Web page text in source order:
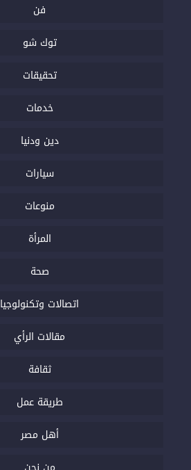
فن
توك شو
تحقيقات
خدمات
دين ودنيا
سيارات
منوعات
المرأة
صحة
اتصالات وتكنولوجيا
مقالات الرأي
ثقافة
طريقة عمل
أهل مصر